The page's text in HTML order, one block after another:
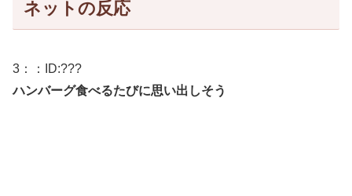
ネットの反応
3 ：：ID:???
ハンバーグ食べるたびに思い出しそう